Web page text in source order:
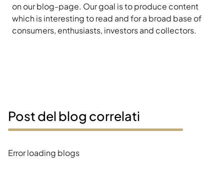
on our blog-page. Our goal is to produce content
which is interesting to read and for a broad base of
consumers, enthusiasts, investors and collectors.
Post del blog correlati
Error loading blogs